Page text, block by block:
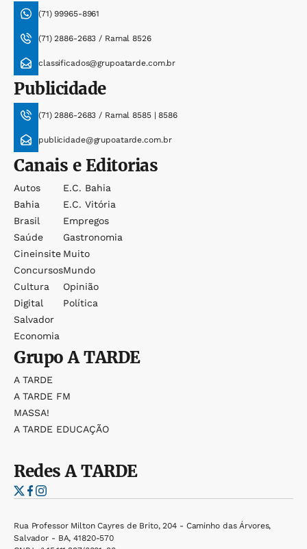
(71) 99965-8961
(71) 2886-2683 / Ramal 8526
classificados@grupoatarde.com.br
Publicidade
(71) 2886-2683 / Ramal 8585 | 8586
publicidade@grupoatarde.com.br
Canais e Editorias
Autos
Bahia
Brasil
Saúde
Cineinsite
Concursos
Cultura
Digital
Salvador
Economia
E.c. Bahia
E.c. Vitória
Empregos
Gastronomia
Muito
Mundo
Opinião
Política
GrupoA TARDE
A TARDE
A TARDE FM
MASSA!
A TARDE EDUCAÇÃO
RedesA TARDE
Rua Professor Milton Cayres de Brito, 204 - Caminho das Árvores,
Salvador - BA, 41820-570